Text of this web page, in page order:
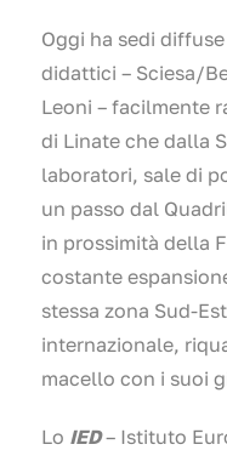
Oggi ha sedi
didattici – Sciesa/
Leoni – facilmente
di Linate che dalla
laboratori, sale di
un passo dal
in prossimità della
costante
stessa zona Sud-
internazionale,
macello con i suoi
Lo IED– Istituto